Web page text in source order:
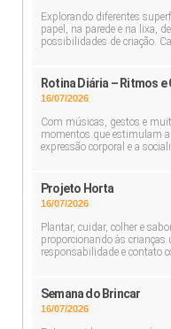
Explorando diferentes
papel, na parede e na lixa,
possibilidades de criação.
Rotina Diária – Ritmos e
16/07/2026
Com músicas, gestos e
momentos que estimulam
expressão corporal e a
Projeto Horta
16/07/2026
Plantar, cuidar, colher e
proporcionando às crianças
responsabilidade e contato
Semana do Brincar
16/07/2026